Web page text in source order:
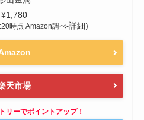
イッ君 食材をのせるだけで
逃さず急速冷凍 25×21.5cm
ホワイト
byRinker
山金属
¥1,780